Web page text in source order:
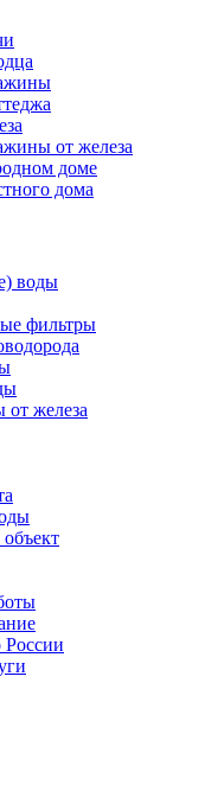
от железа
доме
дома
воды
фильтры
от железа
России